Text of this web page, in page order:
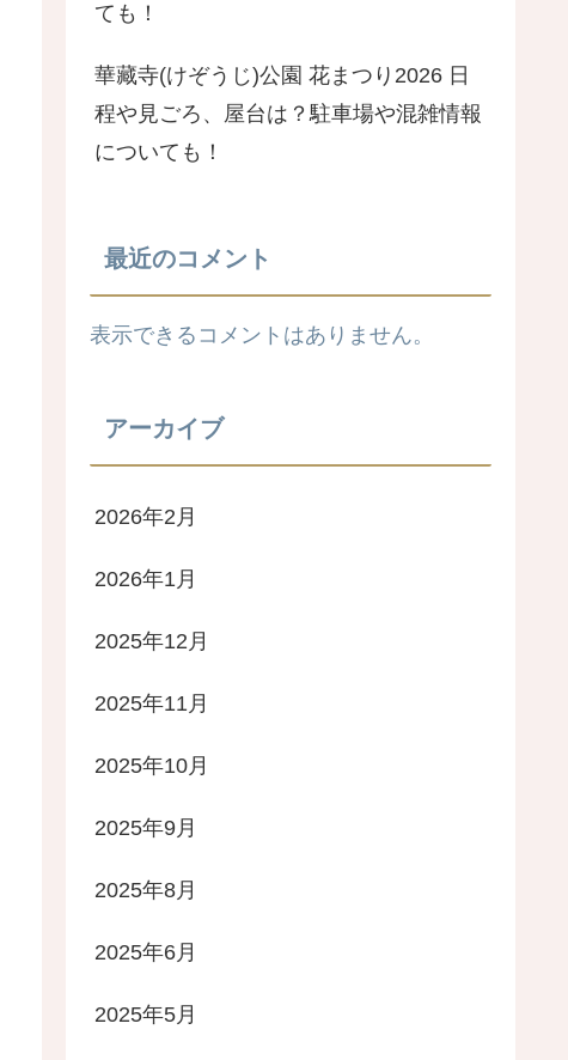
ても！
華藏寺(けぞうじ)公園 花まつり2026 日
程や見ごろ、屋台は？駐車場や混雑情報
についても！
最近のコメント
表示できるコメントはありません。
アーカイブ
2026年2月
2026年1月
2025年12月
2025年11月
2025年10月
2025年9月
2025年8月
2025年6月
2025年5月